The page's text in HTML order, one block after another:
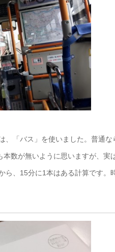
、「バス」を使いました。普通
数が無いように思いますが、
ら、15分に1本はある計算です。